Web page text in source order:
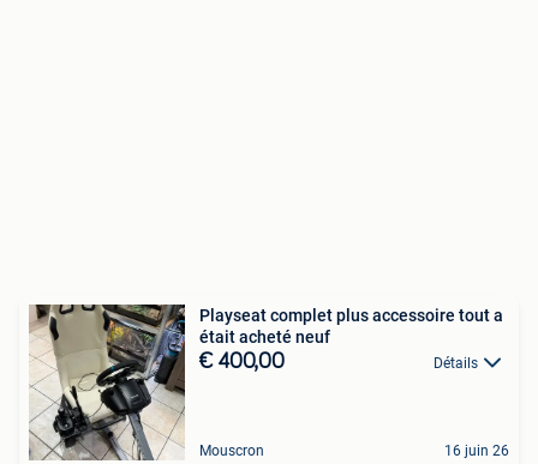
Playseat complet plus accessoire tout a
était acheté neuf
€ 400,00 Détails
Mouscron 16 juin 26